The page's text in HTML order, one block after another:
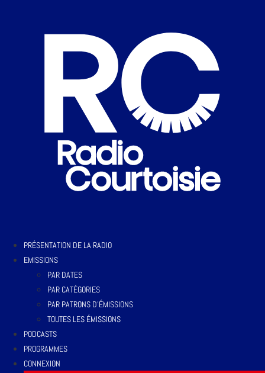
PRÉSENTATION DE LA RADIO
EMISSIONS
PAR DATES
PAR CATÉGORIES
PAR PATRONS D’ÉMISSIONS
TOUTES LES ÉMISSIONS
PODCASTS
PROGRAMMES
CONNEXION